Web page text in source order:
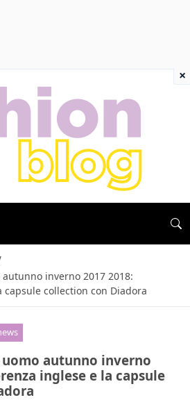
inverno 2017 2018:
capsule collection con Diadora
uomo autunno inverno
inglese e la capsule
×